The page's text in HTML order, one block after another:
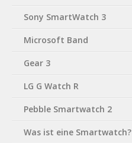
Sony SmartWatch 3
Microsoft Band
Gear 3
LG G Watch R
Pebble Smartwatch 2
Was ist eine Smartwatch?